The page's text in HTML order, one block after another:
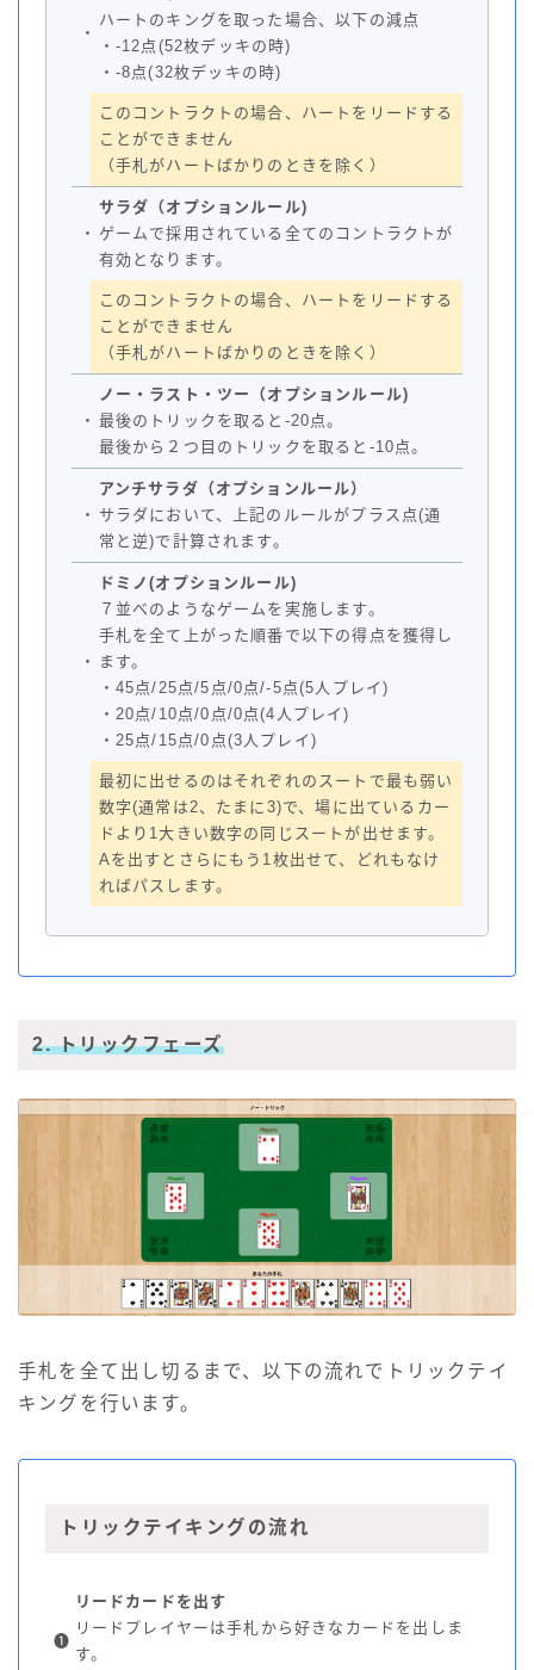
・
ハートのキングを取った場合、以下の減点
・-12点(52枚デッキの時)
・-8点(32枚デッキの時)
このコントラクトの場合、ハートをリードする
ことができません
（手札がハートばかりのときを除く）
・
サラダ（オプションルール)
ゲームで採用されている全てのコントラクトが
有効となります。
このコントラクトの場合、ハートをリードする
ことができません
（手札がハートばかりのときを除く）
・
ノー・ラスト・ツー（オプションルール)
最後のトリックを取ると-20点。
最後から２つ目のトリックを取ると-10点。
・
アンチサラダ（オプションルール）
サラダにおいて、上記のルールがプラス点(通
常と逆)で計算されます。
・
ドミノ(オプションルール)
７並べのようなゲームを実施します。
手札を全て上がった順番で以下の得点を獲得し
ます。
・45点/25点/5点/0点/-5点(5人プレイ)
・20点/10点/0点/0点(4人プレイ)
・25点/15点/0点(3人プレイ)
最初に出せるのはそれぞれのスートで最も弱い
数字(通常は2、たまに3)で、場に出ているカー
ドより1大きい数字の同じスートが出せます。
Aを出すとさらにもう1枚出せて、どれもなけ
ればパスします。
2. トリックフェーズ
手札を全て出し切るまで、以下の流れでトリックテイ
キングを行います。
トリックテイキングの流れ
❶
リードカードを出す
リードプレイヤーは手札から好きなカードを出しま
す。